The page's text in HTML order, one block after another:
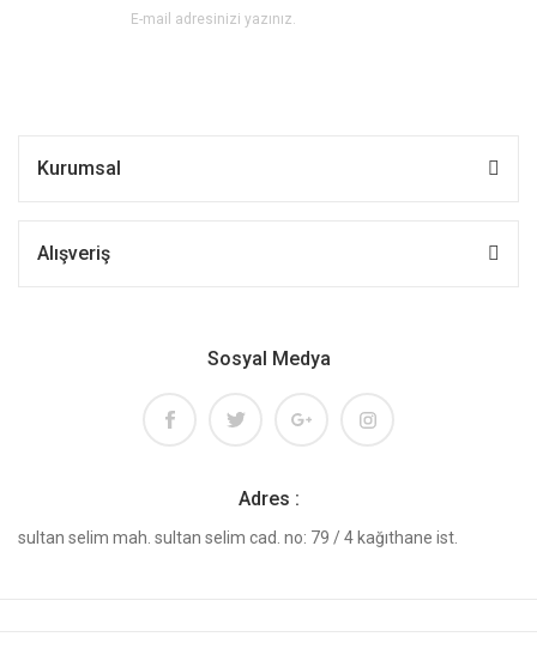
Kurumsal
Alışveriş
Sosyal Medya
Adres :
sultan selim mah. sultan selim cad. no: 79 / 4 kağıthane ist.